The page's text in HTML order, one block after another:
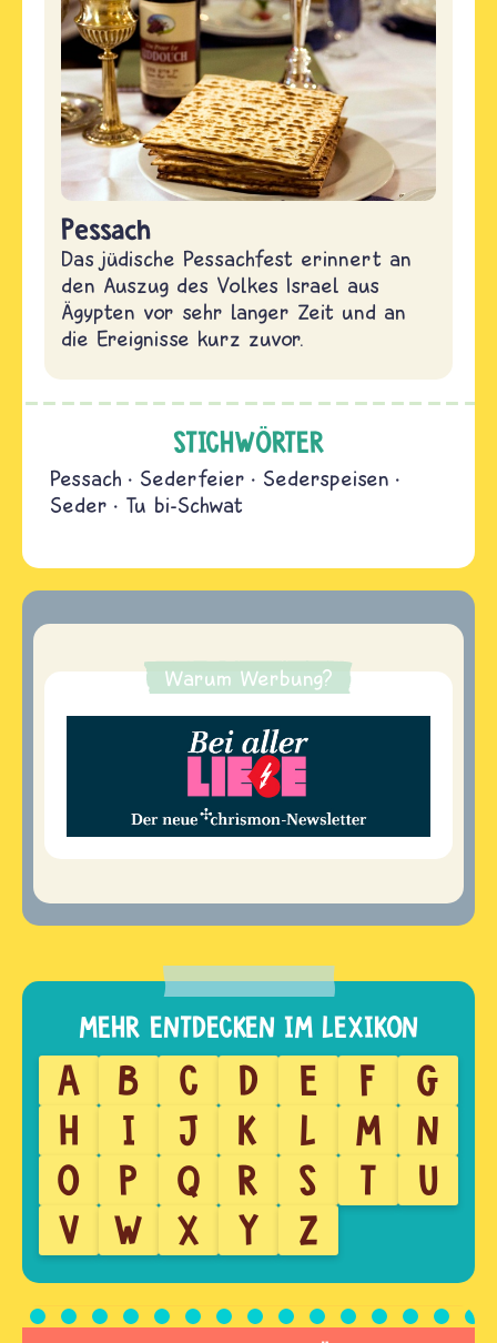
Pessach
Das jüdische Pessachfest erinnert an
den Auszug des Volkes Israel aus
Ägypten vor sehr langer Zeit und an
die Ereignisse kurz zuvor.
STICHWÖRTER
Pessach Sederfeier
Sederspeisen
Seder
Tu bi-Schwat
Warum Werbung?
A B C D E F
G
H
I J K L M
N
O
P Q R S T
U
V
W X Y Z